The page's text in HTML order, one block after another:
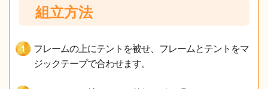
組立方法
フレームの上にテントを被せ、フレームとテントをマ
ジックテープで合わせます。